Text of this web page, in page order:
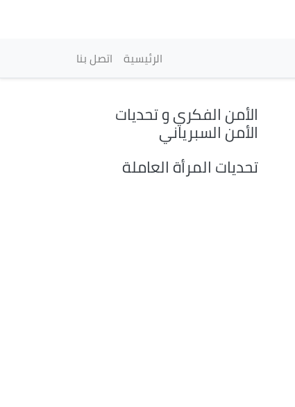
principale
الرئيسية اتصل بنا
الأمن الفكري و تحديات
الأمن السبرياني
تحديات المرأة العاملة